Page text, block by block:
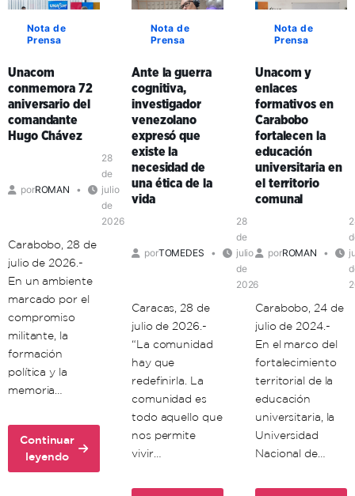
Simón
Bolívar
adopta
comunicación
popular
como
clave
de
en
de
Formación
de
en
Mérida
de
sus
formadores
Aragua
y
Carabobo
Nota de
Prensa
Unacom
conmemora 72
aniversario del
comandante
Hugo Chávez
porROMAN
28
de
julio
de
2026
Carabobo, 28 de
julio de 2026.-
En un ambiente
marcado por el
compromiso
militante, la
formación
política y la
memoria…
Continuar
leyendo
about
Unacom
Nota de
Prensa
Ante la guerra
cognitiva,
investigador
venezolano
expresó que
existe la
necesidad de
una ética de la
vida
porTOMEDES
28
de
julio
de
2026
Caracas, 28 de
julio de 2026.-
“La comunidad
hay que
redefinirla. La
comunidad es
todo aquello que
nos permite
vivir…
Nota de
Prensa
Unacom y
enlaces
formativos en
Carabobo
fortalecen la
educación
universitaria en
el territorio
comunal
porROMAN
Carabobo, 24 de
julio de 2024.-
En el marco del
fortalecimiento
territorial de la
educación
universitaria, la
Universidad
Nacional de…